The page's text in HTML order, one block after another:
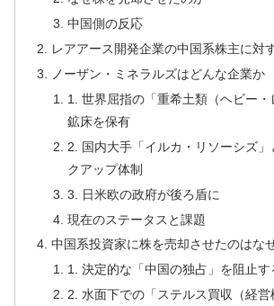
中国側の反応
レアアース開発企業の中国系株主に対
ノーザン・ミネラルズはどんな企業か
1. 世界屈指の「重希土類（ヘビー・
鉱床を保有
2. 国内大手「イルカ・リソーシズ」
クアップ体制
3. 日米欧の政府が後ろ盾に
現在のステータスと課題
中国系投資家に株を売却させたのはな
1. 決定的な「中国の独占」を阻止す
2. 水面下での「ステルス買収（経